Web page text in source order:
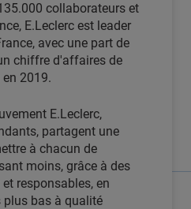
collaborateurs et
E.Leclerc est leader
avec une part de
chiffre d'affaires de
2019.
E.Leclerc,
partagent une
à chacun de
moins, grâce à des
responsables, en
plus bas à qualité